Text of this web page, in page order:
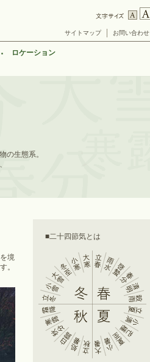
サイトマップ お問い合わせ
ロケーション
の生態系。
境
。
■二十四節気とは